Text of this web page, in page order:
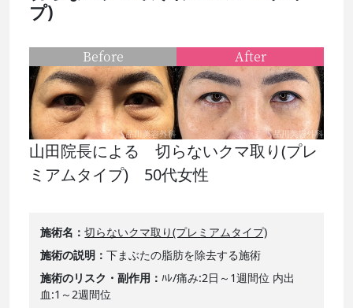
プ)
山田院長による 切らないクマ取り(プレ
ミアムタイプ) 50代女性
施術名
切らないクマ取り(プレミアムタイプ)
施術の説明
下まぶたの脂肪を除去する施術
施術のリスク・副作用
ﾊﾚ/痛み:2日～1週間位 内出
血:1～2週間位
Before After